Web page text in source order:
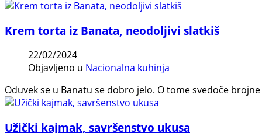
Krem torta iz Banata, neodoljivi slatkiš
22/02/2024
Objavljeno u Nacionalna kuhinja
Oduvek se u Banatu se dobro jelo. O tome svedoče
Užički kajmak, savršenstvo ukusa